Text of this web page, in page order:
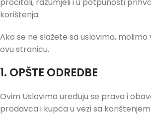
korištenja.
Ako se ne slažete sa uslovima,
ovu stranicu.
1. OPŠTE ODREDBE
Ovim Uslovima uređuju se prava i
prodavca i kupca u vezi sa